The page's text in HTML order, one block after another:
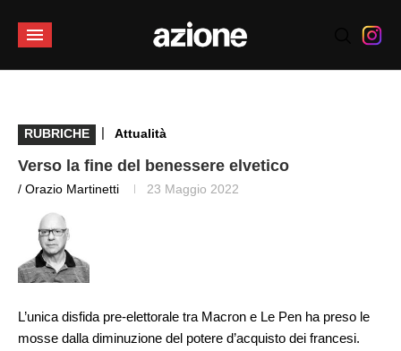
RUBRICHE | Attualità
Verso la fine del benessere elvetico
/ Orazio Martinetti 23 Maggio 2022
L’unica disfida pre-elettorale tra Macron e Le Pen ha preso le
mosse dalla diminuzione del potere d’acquisto dei francesi.